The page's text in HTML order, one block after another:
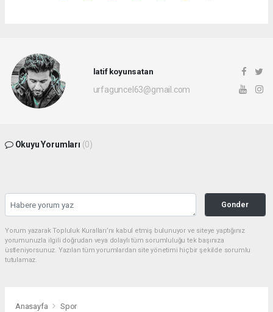
latif koyunsatan
urfaguncel63@gmail.com
Okuyu Yorumları (0)
Gonder
Yorum yazarak Topluluk Kuralları’nı kabul etmiş bulunuyor ve siteye yaptığınız
yorumunuzla ilgili doğrudan veya dolaylı tüm sorumluluğu tek başınıza
üstleniyorsunuz. Yazılan tüm yorumlardan site yönetimi hiçbir şekilde sorumlu
tutulamaz.
Anasayfa Spor